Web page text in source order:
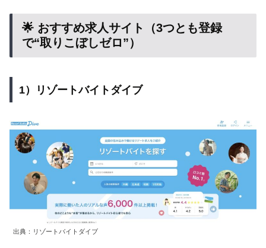
🌟 おすすめ求人サイト（3つとも登録
で“取りこぼしゼロ”）
1）リゾートバイトダイブ
出典：リゾートバイトダイブ